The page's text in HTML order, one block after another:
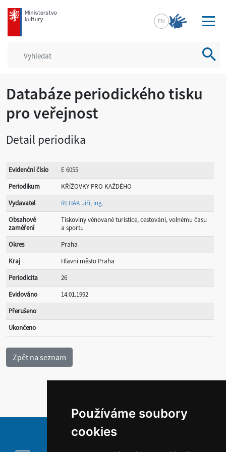
Používáme soubory
cookies
mkcr.cz
EN
Databáze periodického tisku
pro veřejnost
Detail periodika
Evidenční číslo
E 6055
Periodikum
KŘÍŽOVKY PRO KAŽDÉHO
Vydavatel
ŘEHÁK Jiří, ing.
Obsahové
zaměření
Tiskoviny věnované turistice, cestování, volnému času
a sportu
Okres
Praha
Kraj
Hlavní město Praha
Periodicita
26
Evidováno
14.01.1992
Přerušeno
Ukončeno